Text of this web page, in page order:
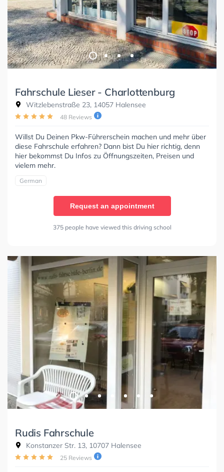
Fahrschule Lieser - Charlottenburg
Witzlebenstraße 23, 14057 Halensee
48 Reviews
Willst Du Deinen Pkw-Führerschein machen und mehr über
diese Fahrschule erfahren? Dann bist Du hier richtig, denn
hier bekommst Du Infos zu Öffnungszeiten, Preisen und
vielem mehr.
German
Request an appointment
375 people have viewed this driving school
Rudis Fahrschule
Konstanzer Str. 13, 10707 Halensee
25 Reviews